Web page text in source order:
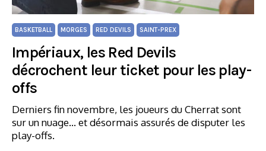
BASKETBALL MORGES RED DEVILS SAINT-PREX
Impériaux, les Red Devils
décrochent leur ticket pour les play-
offs
Derniers fin novembre, les joueurs du Cherrat sont
sur un nuage... et désormais assurés de disputer les
play-offs.